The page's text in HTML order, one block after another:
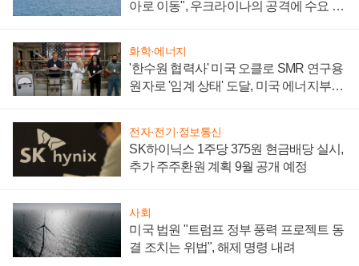
아로 이동", 우크라이나의 공격에 수요 늘
화학·에너지
'한수원 협력사' 미국 오클로 SMR 연구용
원자로 '임계 상태' 도달, 미국 에너지부
전자·전기·정보통신
SK하이닉스 1주당 375원 현금배당 실시,
추가 주주환원 계획 9월 공개 예정
사회
미국 법원 "트럼프 정부 풍력 프로젝트 동
결 조치는 위법", 해제 명령 내려